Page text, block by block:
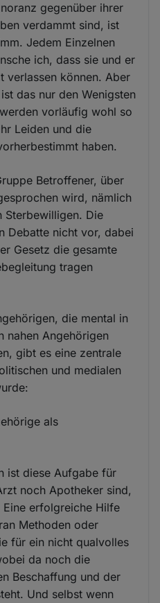
gegenüber ihrer
verdammt sind, ist
Jedem Einzelnen
ich, dass sie und er
verlassen können. Aber
das nur den Wenigsten
vorläufig wohl so
Leiden und die
haben.
Betroffener, über
wird, nämlich
Sterbewilligen. Die
Debatte nicht vor, dabei
Gesetz die gesamte
tragen
die mental in
nahen Angehörigen
gibt es eine zentrale
und medialen
als
ist diese Aufgabe für
noch Apotheker sind,
erfolgreiche Hilfe
Methoden oder
für ein nicht qualvolles
da noch die
Beschaffung und der
Und selbst wenn